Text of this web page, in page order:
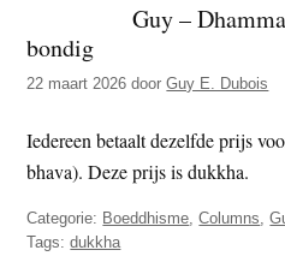
e
z
e
s
i
t
e
e
n
e
z
s
Guy –
bondig
22 maart 2026 doorGuy E. Dubois
Iedereen betaalt dezelfde prijs
bhava). Deze prijs is dukkha.
Categorie: Boeddhisme ,Columns ,
Tags:dukkha